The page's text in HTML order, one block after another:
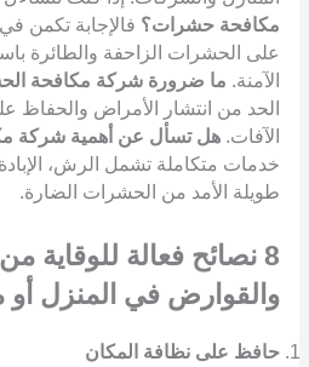
مكافحة حشرات؟ فالإجابة تكمن
على الحشرات الزاحفة والطائرة
الآمنة. ما ضرورة شركة مكافحة
الحد من انتشار الأمراض والحفاظ
الآفات. هل تسأل عن أهمية شركة
خدمات متكاملة تشمل الرش،
طويلة الأمد من الحشرات الضارة.
8 نصائح فعالة للوقاية
والقوارض في المنزل أو
حافظ على نظافة المكان